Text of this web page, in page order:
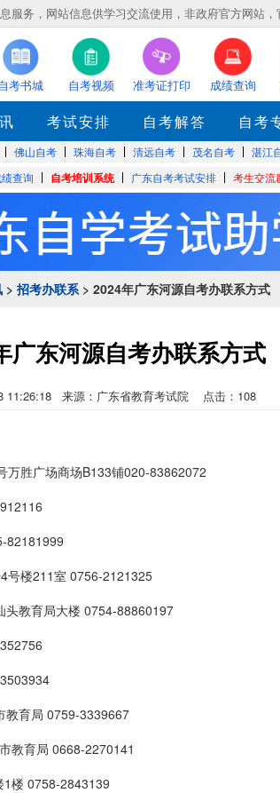
服务，网站信息供学习交流使用，非政府官方网站，
考书城 自考视频 准考证打印 成绩查询
考试安排 自考解答 自考
佛山自考 珠海自考 清远自考 茂名自考 湛江
查询 自考培训系统 广东自考考试安排 考生交流
> 招考办联系> 2024年广东河源自考办联系方式
广东河源自考办联系方式
11:26:18 来源：广东省教育考试院 点击： 108
胜广场商场B133铺020-83862072
楼211室 0756-2121325
教育局大楼 0754-88860197
育局 0759-3339667
教育局 0668-2270141
楼 0758-2843139